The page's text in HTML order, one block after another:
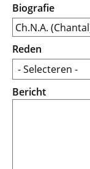
Biografie
Reden
Bericht